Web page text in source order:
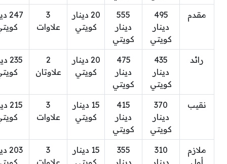
مقدم
495
دينار
كويتي
555
دينار
كويتي
20 دينار
كويتي
3
علاوات
رائد
435
دينار
كويتي
475
دينار
كويتي
20 دينار
كويتي
2
علاوتان
نقيب
370
دينار
كويتي
415
دينار
كويتي
15 دينار
كويتي
3
علاوات
ملازم
310
355
15 دينار
3